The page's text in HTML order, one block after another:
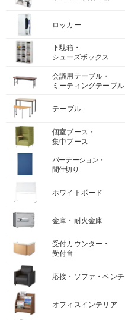
ロッカー
下駄箱・
シューズボックス
会議用テーブル・
ミーティングテーブル
テーブル
個室ブース・
集中ブース
パーテーション・
間仕切り
ホワイトボード
金庫・耐火金庫
受付カウンター・
受付台
応接・ソファ・ベンチ
オフィスインテリア